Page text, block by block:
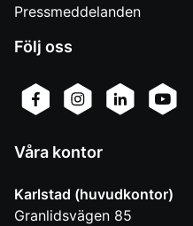
Pressmeddelanden
Följ oss
Våra kontor
Karlstad (huvudkontor)
Granlidsvägen 85